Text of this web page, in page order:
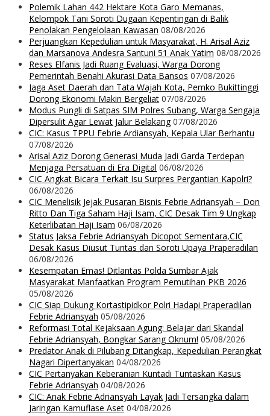
Polemik Lahan 442 Hektare Kota Garo Memanas,
Kelompok Tani Soroti Dugaan Kepentingan di Balik
Penolakan Pengelolaan Kawasan 08/08/2026
Perjuangkan Kepedulian untuk Masyarakat, H. Arisal Aziz
dan Marsanova Andesra Santuni 51 Anak Yatim 08/08/2026
Reses Elfanis Jadi Ruang Evaluasi, Warga Dorong
Pemerintah Benahi Akurasi Data Bansos 07/08/2026
Jaga Aset Daerah dan Tata Wajah Kota, Pemko Bukittinggi
Dorong Ekonomi Makin Bergeliat 07/08/2026
Modus Pungli di Satpas SIM Polres Subang, Warga Sengaja
Dipersulit Agar Lewat Jalur Belakang 07/08/2026
CIC: Kasus TPPU Febrie Ardiansyah, Kepala Ular Berhantu
07/08/2026
Arisal Aziz Dorong Generasi Muda Jadi Garda Terdepan
Menjaga Persatuan di Era Digital 06/08/2026
CIC Angkat Bicara Terkait Isu Surpres Pergantian Kapolri?
06/08/2026
CIC Menelisik Jejak Pusaran Bisnis Febrie Adriansyah – Don
Ritto Dan Tiga Saham Haji Isam, CIC Desak Tim 9 Ungkap
Keterlibatan Haji Isam 06/08/2026
Status Jaksa Febrie Adriansyah Dicopot Sementara,CIC
Desak Kasus Diusut Tuntas dan Soroti Upaya Praperadilan
06/08/2026
Kesempatan Emas! Ditlantas Polda Sumbar Ajak
Masyarakat Manfaatkan Program Pemutihan PKB 2026
05/08/2026
CIC Siap Dukung Kortastipidkor Polri Hadapi Praperadilan
Febrie Adriansyah 05/08/2026
Reformasi Total Kejaksaan Agung: Belajar dari Skandal
Febrie Adriansyah, Bongkar Sarang Oknum! 05/08/2026
Predator Anak di Pilubang Ditangkap, Kepedulian Perangkat
Nagari Dipertanyakan 04/08/2026
CIC Pertanyakan Keberanian Kuntadi Tuntaskan Kasus
Febrie Adriansyah 04/08/2026
CIC: Anak Febrie Adriansyah Layak Jadi Tersangka dalam
Jaringan Kamuflase Aset 04/08/2026